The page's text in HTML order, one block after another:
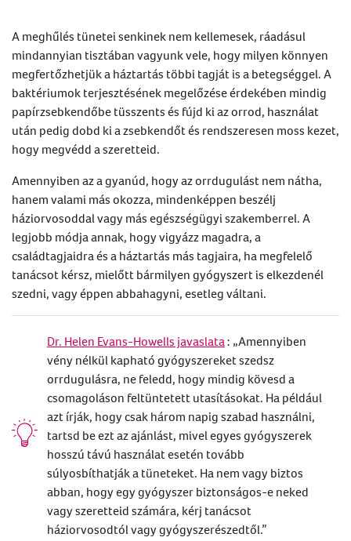
A meghűlés tünetei senkinek nem kellemesek, ráadásul
mindannyian tisztában vagyunk vele, hogy milyen könnyen
megfertőzhetjük a háztartás többi tagját is a betegséggel. A
baktériumok terjesztésének megelőzése érdekében mindig
papírzsebkendőbe tüsszents és fújd ki az orrod, használat
után pedig dobd ki a zsebkendőt és rendszeresen moss kezet,
hogy megvédd a szeretteid.
Amennyiben az a gyanúd, hogy az orrdugulást nem nátha,
hanem valami más okozza, mindenképpen beszélj
háziorvosoddal vagy más egészségügyi szakemberrel. A
legjobb módja annak, hogy vigyázz magadra, a
családtagjaidra és a háztartás más tagjaira, ha megfelelő
tanácsot kérsz, mielőtt bármilyen gyógyszert is elkezdenél
szedni, vagy éppen abbahagyni, esetleg váltani.
Dr. Helen Evans-Howells javaslata : „Amennyiben
vény nélkül kapható gyógyszereket szedsz
orrdugulásra, ne feledd, hogy mindig kövesd a
csomagoláson feltüntetett utasításokat. Ha például
azt írják, hogy csak három napig szabad használni,
tartsd be ezt az ajánlást, mivel egyes gyógyszerek
hosszú távú használat esetén tovább
súlyosbíthatják a tüneteket. Ha nem vagy biztos
abban, hogy egy gyógyszer biztonságos-e neked
vagy szeretteid számára, kérj tanácsot
háziorvosodtól vagy gyógyszerészedtől.”